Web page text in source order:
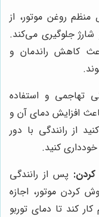
روغن موتور، از
شارژ جلوگیری می‌کند.
کاهش راندمان و
تهاجمی و استفاده
افزایش دمای آن و
از رانندگی با دور
کنید.
پس از رانندگی
کردن موتور، اجازه
کند تا دمای توربو